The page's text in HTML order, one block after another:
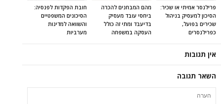
חובת הפקדות לפנסיה:
הסיכונים המשפטיים
והשוואה למדינות
מערביות
מהם המבחנים להכרה
ביחסי עובד מעסיק
בדיעבד ומתי זה כולל
העסקה במשפחה
פרילנסר אמיתי או שכיר:
הסיכון למעסיק בניהול
שכירים בפועל,
כפרילנסרים
אין תגובות
השאר תגובה